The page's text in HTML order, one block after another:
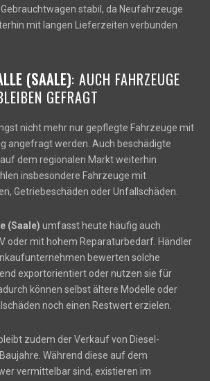
stabil, da Neufahrzeuge
mit langen Lieferzeiten verbunden
(SAALE): AUCH FAHRZEUGE
GEFRAGT
nicht mehr nur gepflegte Fahrzeuge mit
angefragt werden. Auch beschädigte
dem regionalen Markt weiterhin
insbesondere Fahrzeuge mit
Getriebeschäden oder Unfallschäden.
(Saale) umfasst heute häufig auch
oder mit hohem Reparaturbedarf. Händler
bewerten solche
exportorientiert oder nutzen sie für
können selbst ältere Modelle oder
noch einen Restwert erzielen.
zudem der Verkauf von Diesel-
Während diese auf dem
vermittelbar sind, existieren im